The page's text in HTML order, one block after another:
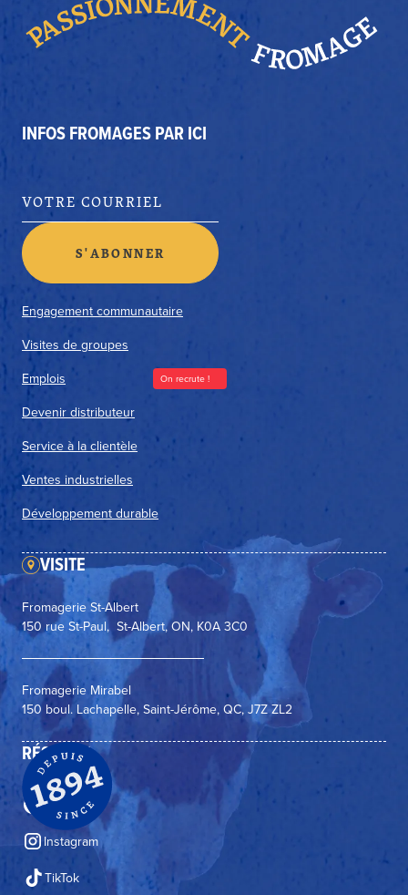
INFOS FROMAGES PAR ICI
Engagement communautaire
Visites de groupes
Emplois
On recrute !
Devenir distributeur
Service à la clientèle
Ventes industrielles
Développement durable
VISITE
Fromagerie St-Albert
150 rue St-Paul, St-Albert, ON, K0A 3C0
Fromagerie Mirabel
150 boul. Lachapelle, Saint-Jérôme, QC, J7Z ZL2
RÉSEAUX
Facebook
Instagram
TikTok